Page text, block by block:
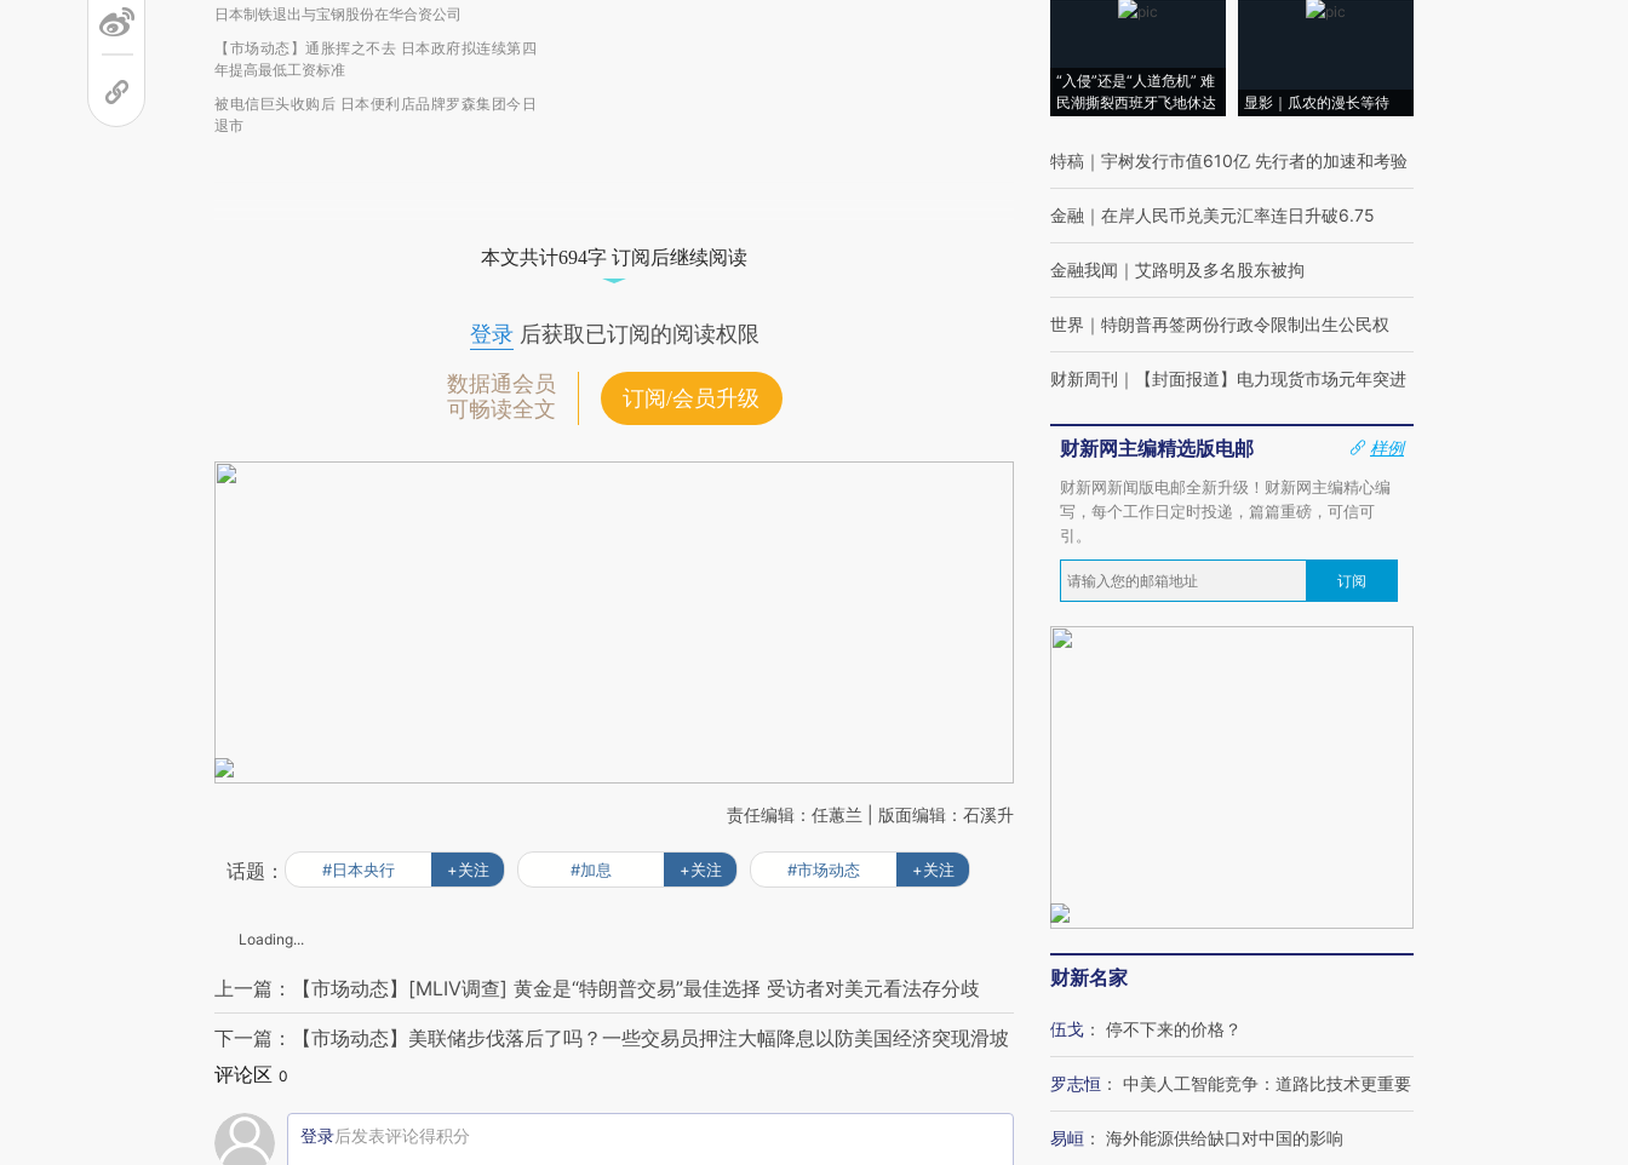
日本制铁退出与宝钢股份在华合资公司
【市场动态】通胀挥之不去 日本政府拟连续第四
年提高最低工资标准
被电信巨头收购后 日本便利店品牌罗森集团今日
退市
本文共计694字 订阅后继续阅读
登录后获取已订阅的阅读权限
数据通会员
可畅读全文
订阅/会员升级
责任编辑：任蕙兰 | 版面编辑：石溪升
话题： #日本央行 +关注 #加息 +关注 #市场动态 +关注
Loading...
上一篇：【市场动态】[MLIV调查] 黄金是“特朗普交易”最佳选择 受访者对美元看法存分歧
下一篇：【市场动态】美联储步伐落后了吗？一些交易员押注大幅降息以防美国经济突现滑坡
评论区 0
登录后发表评论得积分
“入侵”还是“人道危机” 难
民潮撕裂西班牙飞地休达
显影｜瓜农的漫长等待
特稿 ｜ 宇树发行市值610亿 先行者的加速和考验
金融 ｜ 在岸人民币兑美元汇率连日升破6.75
金融我闻 ｜ 艾路明及多名股东被拘
世界 ｜ 特朗普再签两份行政令限制出生公民权
财新周刊 ｜ 【封面报道】电力现货市场元年突进
财新网主编精选版电邮
样例
财新网新闻版电邮全新升级！财新网主编精心编
写，每个工作日定时投递，篇篇重磅，可信可
引。
订阅
财新名家
伍戈 ： 停不下来的价格？
罗志恒 ： 中美人工智能竞争：道路比技术更重要
易峘 ： 海外能源供给缺口对中国的影响